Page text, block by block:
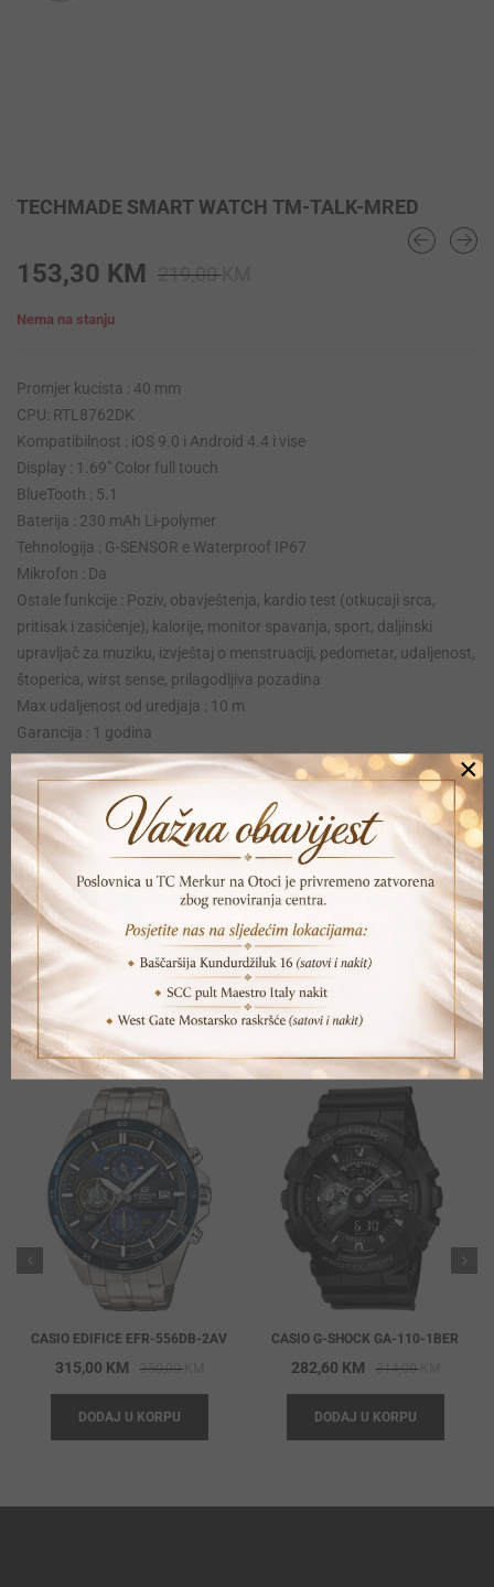
TECHMADE SMART WATCH TM-TALK-MRED
219,00
153,30 KM
Nema na stanju
Promjer kucista : 40 mm
CPU: RTL8762DK
Kompatibilnost : iOS 9.0 i Android 4.4 i vise
Display : 1.69″ Color full touch
BlueTooth : 5.1
Baterija : 230 mAh Li-polymer
Tehnologija : G-SENSOR e Waterproof IP67
Mikrofon : Da
Ostale funkcije : Poziv, obavještenja, kardio test (otkucaji srca,
pritisak i zasićenje), kalorije, monitor spavanja, sport, daljinski
upravljač za muziku, izvještaj o menstruaciji, pedometar, udaljenost,
štoperica, wirst sense, prilagodljiva pozadina
Max udaljenost od uredjaja : 10 m
Garancija : 1 godina
Print Pošalji prijatelju
POVEZANI PROIZVODI
CASIO EDIFICE EFR-556DB-2AV
350,00KM
price
350,00 KM.
315,00 KM
price
315,00 KM.
DODAJ U KORPU
CASIO G-SHOCK GA-110-1BER
314,00KM
price
314,00
282,60 KM
price
282,60
DODAJ U KORPU
×